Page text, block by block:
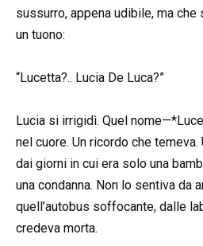
sussurro, appena udibile, ma
un tuono:
“Lucetta?.. Lucia De Luca?”
Lucia si irrigidì. Quel
nel cuore. Un ricordo che temeva.
dai giorni in cui era solo una
una condanna. Non lo sentiva da
quell’autobus soffocante, dalle
credeva morta.